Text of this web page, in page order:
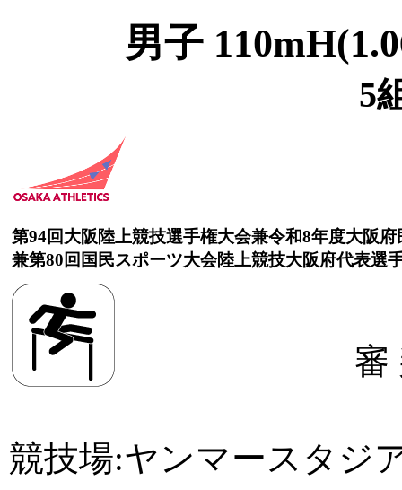
男子
5
第94回大阪陸上競技選手権大会兼令和8年度大阪
兼第80回国民スポーツ大会陸上競技大阪府代表選
審
競技場:ヤンマースタジ